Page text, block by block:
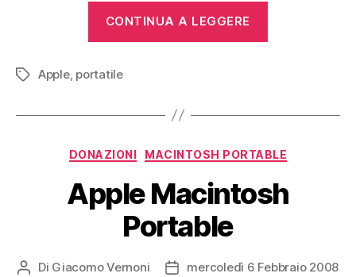
CONTINUA A LEGGERE
Tag Apple, portatile
Categorie
DONAZIONI MACINTOSH PORTABLE
Apple Macintosh
Portable
Autore
Di Giacomo Vernoni
Datamercoledì 6 Febbraio 2008